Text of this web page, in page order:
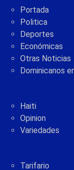
Portada
Politica
Deportes
Económicas
Otras Noticias
Dominicanos
Haiti
Opinion
Variedades
Tarifario